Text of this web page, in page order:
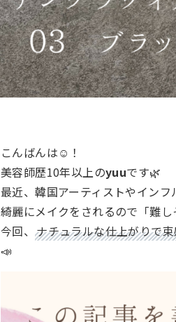
こんばんは☺️！
美容師歴10年以上のyuuです🌿
最近、韓国アーティストやインフ
綺麗にメイクをされるので「難
今回、ナチュラルな仕上がりで
📣